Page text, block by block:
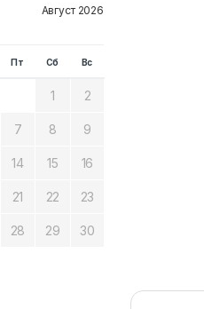
Август 2026
Пт Сб Вс
1 2
7 8 9
14 15 16
21 22 23
28 29 30